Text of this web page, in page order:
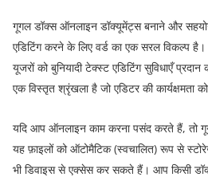
गूगल डॉक्स ऑनलाइन डॉक्यूमेंट्स बनाने और
एडिटिंग करने के लिए वर्ड का एक सरल विकल्प
यूजरों को बुनियादी टेक्स्ट एडिटिंग सुविधाएँ
एक विस्तृत श्रृंखला है जो एडिटर की कार्यक्षमता
यदि आप ऑनलाइन काम करना पसंद करते हैं, तो
यह फ़ाइलों को ऑटोमैटिक (स्वचालित) रूप से
भी डिवाइस से एक्सेस कर सकते हैं। आप किसी